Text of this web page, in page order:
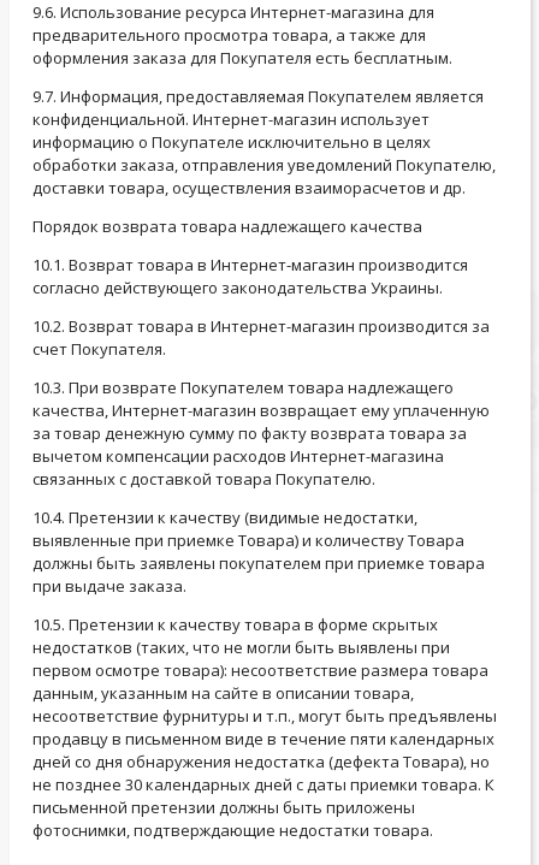
9.6. Использование ресурса Интернет-магазина для
предварительного просмотра товара, а также для
оформления заказа для Покупателя есть бесплатным.
9.7. Информация, предоставляемая Покупателем является
конфиденциальной. Интернет-магазин использует
информацию о Покупателе исключительно в целях
обработки заказа, отправления уведомлений Покупателю,
доставки товара, осуществления взаиморасчетов и др.
Порядок возврата товара надлежащего качества
10.1. Возврат товара в Интернет-магазин производится
согласно действующего законодательства Украины.
10.2. Возврат товара в Интернет-магазин производится за
счет Покупателя.
10.3. При возврате Покупателем товара надлежащего
качества, Интернет-магазин возвращает ему уплаченную
за товар денежную сумму по факту возврата товара за
вычетом компенсации расходов Интернет-магазина
связанных с доставкой товара Покупателю.
10.4. Претензии к качеству (видимые недостатки,
выявленные при приемке Товара) и количеству Товара
должны быть заявлены покупателем при приемке товара
при выдаче заказа.
10.5. Претензии к качеству товара в форме скрытых
недостатков (таких, что не могли быть выявлены при
первом осмотре товара): несоответствие размера товара
данным, указанным на сайте в описании товара,
несоответствие фурнитуры и т.п., могут быть предъявлены
продавцу в письменном виде в течение пяти календарных
дней со дня обнаружения недостатка (дефекта Товара), но
не позднее 30 календарных дней с даты приемки товара. К
письменной претензии должны быть приложены
фотоснимки, подтверждающие недостатки товара.